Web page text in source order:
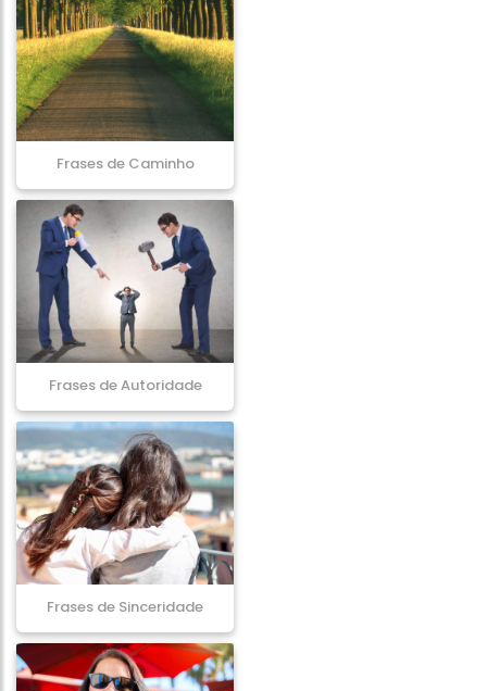
Frases de Caminho
Frases de Autoridade
Frases de Sinceridade